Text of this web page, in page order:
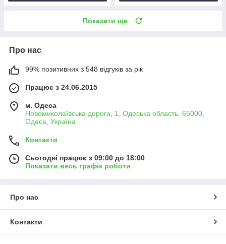
Показати ще
Про нас
99% позитивних з 548 відгуків за рік
Працює з 24.06.2015
м. Одеса
Новомиколаївська дорога, 1, Одеська область, 65000,
Одеса, Україна
Контакти
Сьогодні працює з 09:00 до 18:00
Показати весь графік роботи
Про нас
Контакти